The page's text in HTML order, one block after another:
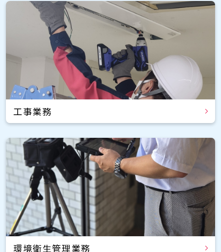
工事業務
環境衛生管理業務